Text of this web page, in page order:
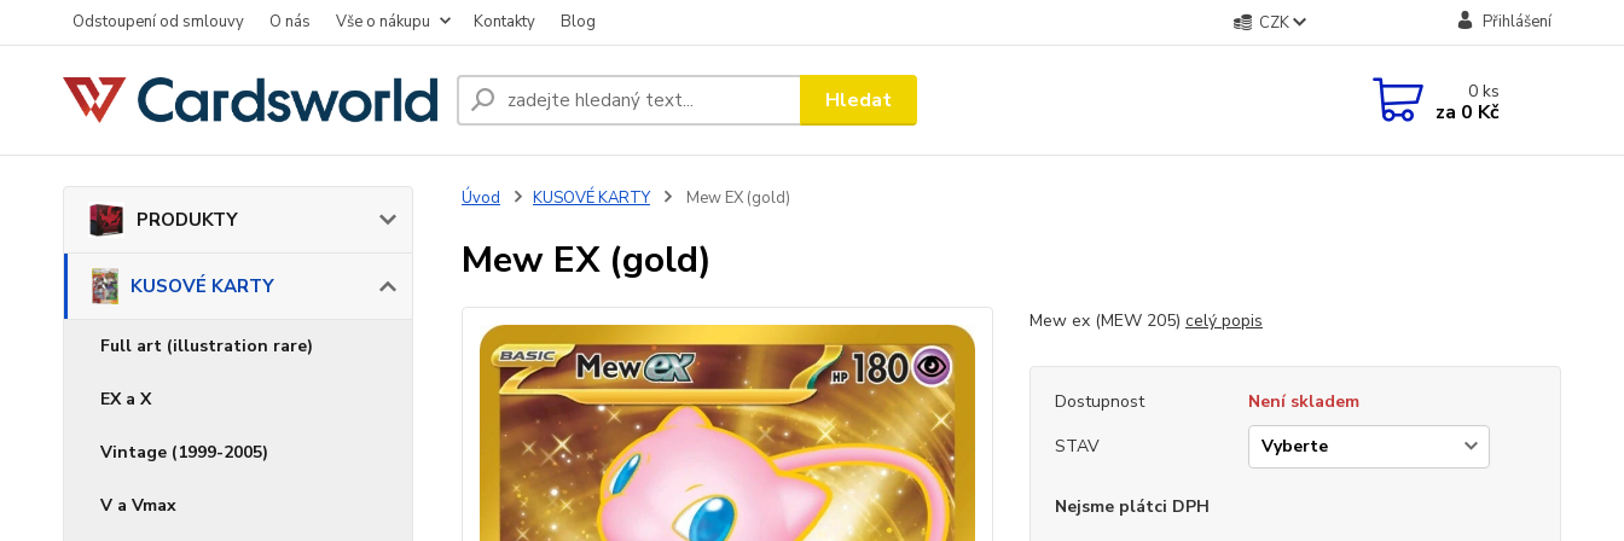
Odstoupení od smlouvy O nás Vše o nákupu Kontakty Blog CZK Přihlášení
Hledat 0ks
za 0 Kč
PRODUKTY
KUSOVÉ KARTY
Full art (illustration rare)
EX a X
Vintage (1999-2005)
V a Vmax
Úvod KUSOVÉ KARTY Mew EX (gold)
Mew EX (gold)
Mew ex (MEW 205) celý popis
Dostupnost
Není skladem
STAV
Nejsme plátci DPH